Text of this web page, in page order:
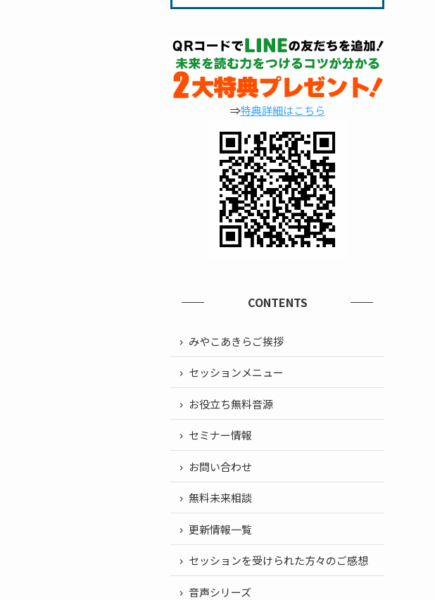
⇒特典詳細はこちら
CONTENTS
みやこあきらご挨拶
セッションメニュー
お役立ち無料音源
セミナー情報
お問い合わせ
無料未来相談
更新情報一覧
セッションを受けられた方々のご感想
音声シリーズ